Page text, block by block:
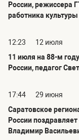
России, режиссера
работника
12:23
12 июля
11 июля на 88-м
России, педагог
17:44
29 июня
Саратовское
России
Владимир